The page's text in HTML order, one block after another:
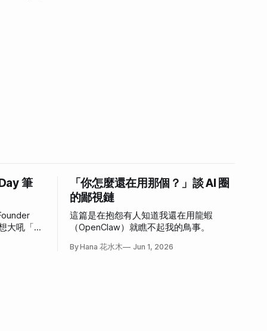
筆
大吼「我
「你怎麼還在用那個？」談 AI 圈
的鄙視鏈
這篇是在抱怨有人知道我還在用龍蝦
（OpenClaw）就瞧不起我的鳥事。
By Hana 花水木 Jun 1, 2026